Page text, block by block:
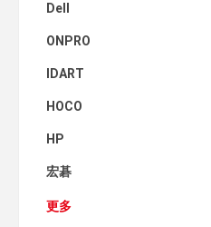
Dell
ONPRO
IDART
HOCO
HP
宏碁
更多